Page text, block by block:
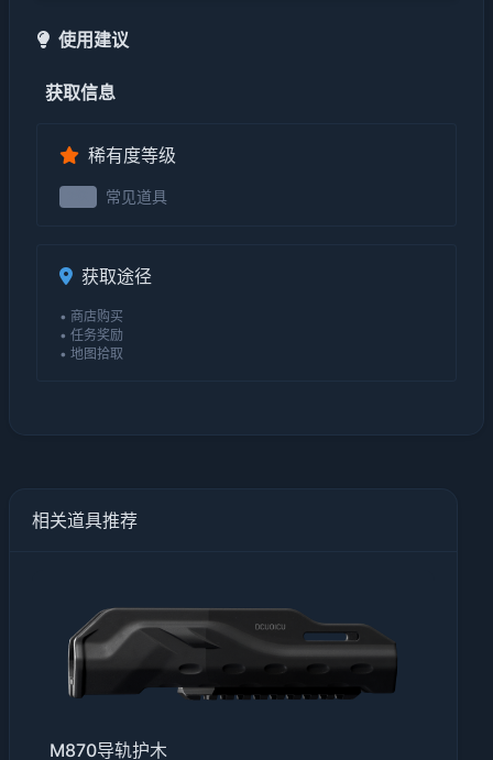
使用建议
获取信息
稀有度等级
常见道具
获取途径
• 商店购买
• 任务奖励
• 地图拾取
相关道具推荐
M870导轨护木